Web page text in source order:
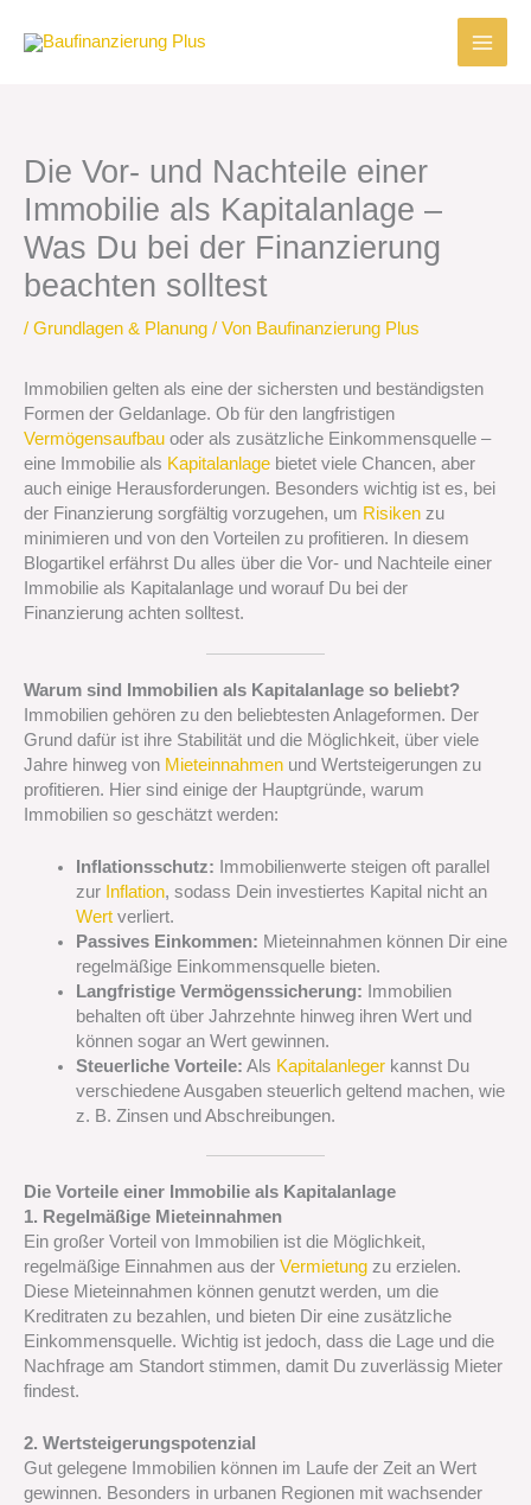
Inhalt
Die Vor- und Nachteile einer
Immobilie als Kapitalanlage –
Was Du bei der Finanzierung
beachten solltest
/ Grundlagen & Planung / Von Baufinanzierung Plus
Immobilien gelten als eine der sichersten und beständigsten
Formen der Geldanlage. Ob für den langfristigen
Vermögensaufbau oder als zusätzliche Einkommensquelle –
eine Immobilie als Kapitalanlage bietet viele Chancen, aber
auch einige Herausforderungen. Besonders wichtig ist es, bei
der Finanzierung sorgfältig vorzugehen, um Risiken zu
minimieren und von den Vorteilen zu profitieren. In diesem
Blogartikel erfährst Du alles über die Vor- und Nachteile einer
Immobilie als Kapitalanlage und worauf Du bei der
Finanzierung achten solltest.
Warum sind Immobilien als Kapitalanlage so beliebt?
Immobilien gehören zu den beliebtesten Anlageformen. Der
Grund dafür ist ihre Stabilität und die Möglichkeit, über viele
Jahre hinweg von Mieteinnahmen und Wertsteigerungen zu
profitieren. Hier sind einige der Hauptgründe, warum
Immobilien so geschätzt werden:
Inflationsschutz: Immobilienwerte steigen oft parallel
zur Inflation, sodass Dein investiertes Kapital nicht an
Wertverliert.
Passives Einkommen: Mieteinnahmen können Dir eine
regelmäßige Einkommensquelle bieten.
Langfristige Vermögenssicherung: Immobilien
behalten oft über Jahrzehnte hinweg ihren Wert und
können sogar an Wert gewinnen.
Steuerliche Vorteile: Als Kapitalanlegerkannst Du
verschiedene Ausgaben steuerlich geltend machen, wie
z. B. Zinsen und Abschreibungen.
Die Vorteile einer Immobilie als Kapitalanlage
1. Regelmäßige Mieteinnahmen
Ein großer Vorteil von Immobilien ist die Möglichkeit,
regelmäßige Einnahmen aus der Vermietung zu erzielen.
Diese Mieteinnahmen können genutzt werden, um die
Kreditraten zu bezahlen, und bieten Dir eine zusätzliche
Einkommensquelle. Wichtig ist jedoch, dass die Lage und die
Nachfrage am Standort stimmen, damit Du zuverlässig Mieter
findest.
2. Wertsteigerungspotenzial
Gut gelegene Immobilien können im Laufe der Zeit an Wert
gewinnen. Besonders in urbanen Regionen mit wachsender